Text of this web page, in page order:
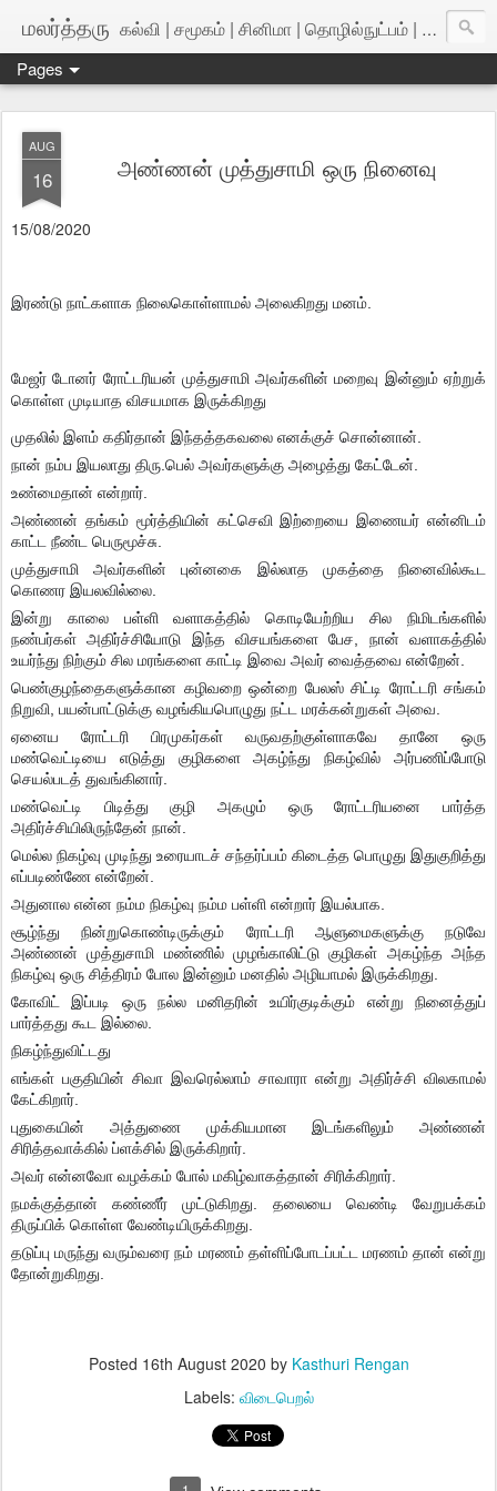
மலர்த்தரு கல்வி | சமூகம் | சினிமா | தொழில்நுட்பம் | அறிவியல்
Pages
AUG
16 அண்ணன் முத்துசாமி ஒரு நினைவு
15/08/2020
இரண்டு நாட்களாக நிலைகொள்ளாமல் அலைகிறது மனம்.
மேஜர் டோனர் ரோட்டரியன் முத்துசாமி அவர்களின் மறைவு இன்னும் ஏற்றுக்
கொள்ள முடியாத விசயமாக இருக்கிறது
முதலில் இளம் கதிர்தான் இந்தத்தகவலை எனக்குச் சொன்னான்.
நான் நம்ப இயலாது திரு.பெல் அவர்களுக்கு அழைத்து கேட்டேன்.
உண்மைதான் என்றார்.
அண்ணன் தங்கம் மூர்த்தியின் கட்செவி இற்றையை இணையர் என்னிடம்
காட்ட நீண்ட பெருமூச்சு.
முத்துசாமி அவர்களின் புன்னகை இல்லாத முகத்தை நினைவில்கூட
கொணர இயலவில்லை.
இன்று காலை பள்ளி வளாகத்தில் கொடியேற்றிய சில நிமிடங்களில்
நண்பர்கள் அதிர்ச்சியோடு இந்த விசயங்களை பேச, நான் வளாகத்தில்
உயர்ந்து நிற்கும் சில மரங்களை காட்டி இவை அவர் வைத்தவை என்றேன்.
பெண்குழந்தைகளுக்கான கழிவறை ஒன்றை பேலஸ் சிட்டி ரோட்டரி சங்கம்
நிறுவி, பயன்பாட்டுக்கு வழங்கியபொழுது நட்ட மரக்கன்றுகள் அவை.
ஏனைய ரோட்டரி பிரமுகர்கள் வருவதற்குள்ளாகவே தானே ஒரு
மண்வெட்டியை எடுத்து குழிகளை அகழ்ந்து நிகழ்வில் அர்பணிப்போடு
செயல்படத் துவங்கினார்.
மண்வெட்டி பிடித்து குழி அகழும் ஒரு ரோட்டரியனை பார்த்த
அதிர்ச்சியிலிருந்தேன் நான்.
மெல்ல நிகழ்வு முடிந்து உரையாடச் சந்தர்ப்பம் கிடைத்த பொழுது இதுகுறித்து
எப்படிண்ணே என்றேன்.
அதுனால என்ன நம்ம நிகழ்வு நம்ம பள்ளி என்றார் இயல்பாக.
சூழ்ந்து நின்றுகொண்டிருக்கும் ரோட்டரி ஆளுமைகளுக்கு நடுவே
அண்ணன் முத்துசாமி மண்ணில் முழங்காலிட்டு குழிகள் அகழ்ந்த அந்த
நிகழ்வு ஒரு சித்திரம் போல இன்னும் மனதில் அழியாமல் இருக்கிறது.
கோவிட் இப்படி ஒரு நல்ல மனிதரின் உயிர்குடிக்கும் என்று நினைத்துப்
பார்த்தது கூட இல்லை.
நிகழ்ந்துவிட்டது
எங்கள் பகுதியின் சிவா இவரெல்லாம் சாவாரா என்று அதிர்ச்சி விலகாமல்
கேட்கிறார்.
புதுகையின் அத்துணை முக்கியமான இடங்களிலும் அண்ணன்
சிரித்தவாக்கில் ப்ளக்சில் இருக்கிறார்.
அவர் என்னவோ வழக்கம் போல் மகிழ்வாகத்தான் சிரிக்கிறார்.
நமக்குத்தான் கண்ணீர் முட்டுகிறது. தலையை வெண்டி வேறுபக்கம்
திருப்பிக் கொள்ள வேண்டியிருக்கிறது.
தடுப்பு மருந்து வரும்வரை நம் மரணம் தள்ளிப்போடப்பட்ட மரணம் தான் என்று
தோன்றுகிறது.
Posted 16th August 2020 by Kasthuri Rengan
Labels: விடைபெறல்